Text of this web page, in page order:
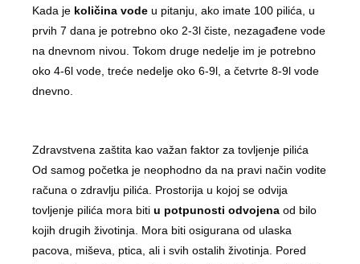
Kada je količina vode u pitanju, ako imate 100 pilića, u
prvih 7 dana je potrebno oko 2-3l čiste, nezagađene vode
na dnevnom nivou. Tokom druge nedelje im je potrebno
oko 4-6l vode, treće nedelje oko 6-9l, a četvrte 8-9l vode
dnevno.
Zdravstvena zaštita kao važan faktor za tovljenje pilića
Od samog početka je neophodno da na pravi način vodite
računa o zdravlju pilića. Prostorija u kojoj se odvija
tovljenje pilića mora biti u potpunosti odvojena od bilo
kojih drugih životinja. Mora biti osigurana od ulaska
pacova, miševa, ptica, ali i svih ostalih životinja. Pored